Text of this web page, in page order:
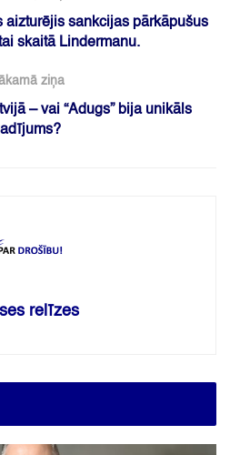
aizturējis sankcijas pārkāpušus
skaitā Lindermanu.
ziņa
– vai “Adugs” bija unikāls
relīzes